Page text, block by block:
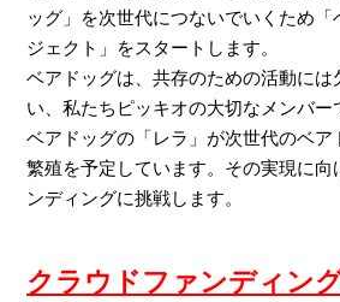
ッグ」を次世代につないでいくため「
ジェクト」をスタートします。
ベアドッグは、共存のための活動には
い、私たちピッキオの大切なメンバー
ベアドッグの「レラ」が次世代のベア
繁殖を予定しています。その実現に向
ンディングに挑戦します。
クラウドファンディン